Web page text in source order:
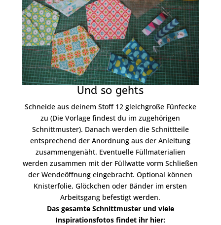
Und so gehts
Schneide aus deinem Stoff 12 gleichgroße Fünfecke
zu (Die Vorlage findest du im zugehörigen
Schnittmuster). Danach werden die Schnittteile
entsprechend der Anordnung aus der Anleitung
zusammengenäht. Eventuelle Füllmaterialien
werden zusammen mit der Füllwatte vorm Schließen
der Wendeöffnung eingebracht. Optional können
Knisterfolie, Glöckchen oder Bänder im ersten
Arbeitsgang befestigt werden.
Das gesamte Schnittmuster und viele
Inspirationsfotos findet ihr hier: